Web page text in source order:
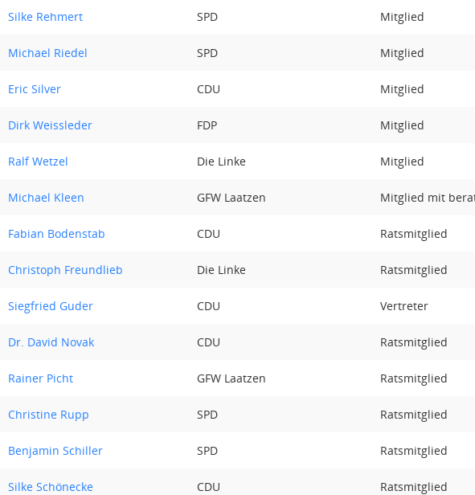
Silke Rehmert SPD Mitglied
Michael Riedel SPD Mitglied
Eric Silver CDU Mitglied
Dirk Weissleder FDP Mitglied
Ralf Wetzel Die Linke Mitglied
Michael Kleen GFW Laatzen Mitglied mit
Fabian Bodenstab CDU Ratsmitglied
Christoph Freundlieb Die Linke Ratsmitglied
Siegfried Guder CDU Vertreter
Dr. David Novak CDU Ratsmitglied
Rainer Picht GFW Laatzen Ratsmitglied
Christine Rupp SPD Ratsmitglied
Benjamin Schiller SPD Ratsmitglied
Silke Schönecke CDU Ratsmitglied